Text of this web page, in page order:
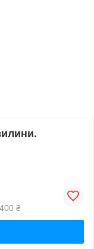
₴